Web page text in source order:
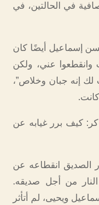
في الحالتين، في
إسماعيل أيضًا كان
عني، ولكن
إنه جبان وخلاص”،
كيف برر غيابه عن
الصديق انقطاعه عن
من أجل صديقه.
ويحيى، لم أتأثر